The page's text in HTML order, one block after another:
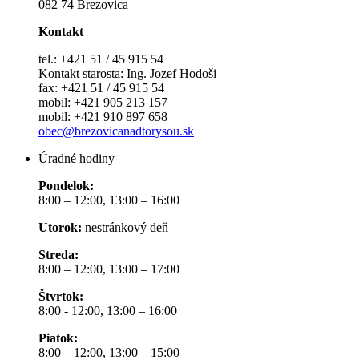
082 74 Brezovica
Kontakt
tel.: +421 51 / 45 915 54
Kontakt starosta: Ing. Jozef Hodoši
fax: +421 51 / 45 915 54
mobil: +421 905 213 157
mobil: +421 910 897 658
obec@brezovicanadtorysou.sk
Úradné hodiny
Pondelok:
8:00 – 12:00, 13:00 – 16:00
Utorok: nestránkový deň
Streda:
8:00 – 12:00, 13:00 – 17:00
Štvrtok:
8:00 - 12:00, 13:00 – 16:00
Piatok:
8:00 – 12:00, 13:00 – 15:00